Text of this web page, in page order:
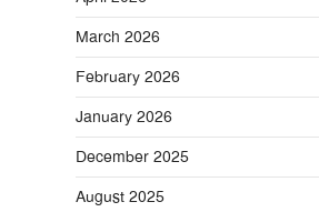
March 2026
February 2026
January 2026
December 2025
August 2025